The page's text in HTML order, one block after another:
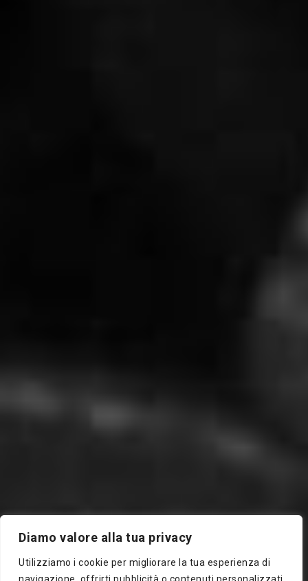
Diamo valore alla tua privacy
Utilizziamo i cookie per migliorare la tua esperienza di